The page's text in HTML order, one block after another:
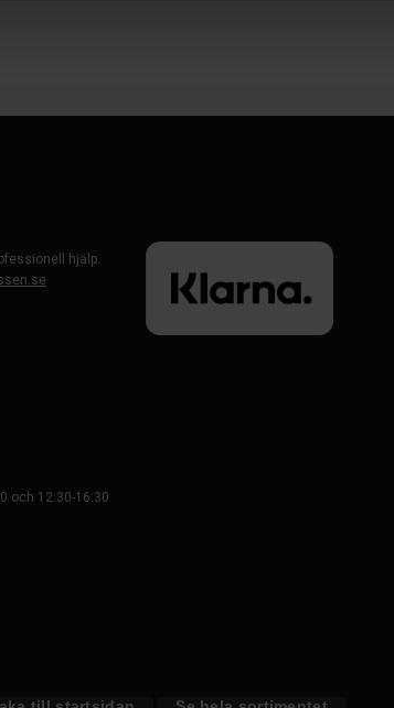
hjälp.
och 12:30-16:30